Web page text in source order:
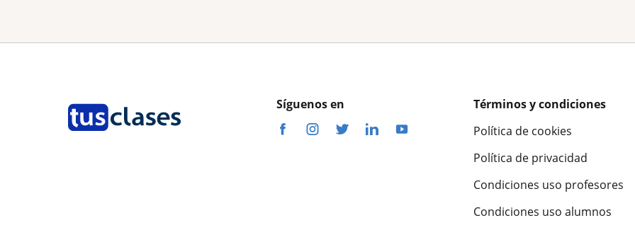
Síguenos en
Términos y condiciones
Política de cookies
Política de privacidad
Condiciones uso profesores
Condiciones uso alumnos